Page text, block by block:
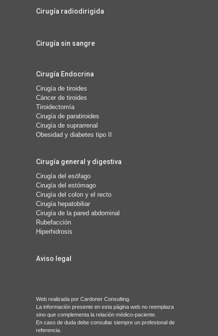
Cirugía radiodirigida
Cirugía sin sangre
Cirugía Endocrina
Cirugía de tiroides
Cáncer de tiroides
Tiroidectomía
Cirugía de paratiroides
Cirugía de suprarrenal
Obesidad y diabetes tipo II
Cirugía general y digestiva
Cirugía del esófago
Cirugía del estómago
Cirugía del colon y el recto
Cirugía hepatobiliar
Cirugía de la pared abdominal
Rubefacción
Hiperhidrosis
Aviso legal
Web realizada por Cardoner Consulting
La información presente en esta página web no reemplaza
sino que complementa la relación médico-paciente.
En caso de duda debe consultar siempre un profesional de
referencia.